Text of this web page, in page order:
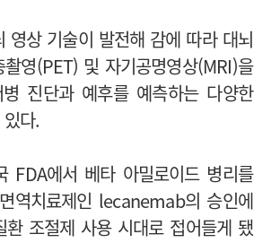
영상 기술이 발전해 감에 따라 대뇌
영(PET) 및 자기공명영상(MRI)을
진단과 예후를 예측하는 다양한
다.
FDA에서 베타 아밀로이드 병리를
역치료제인 lecanemab의 승인에
환 조절제 사용 시대로 접어들게 됐